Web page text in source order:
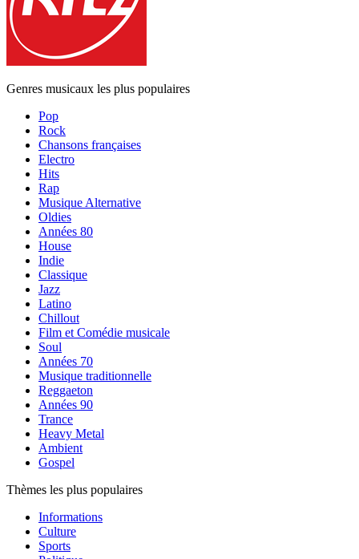
Genres musicaux les plus populaires
Pop
Rock
Chansons françaises
Electro
Hits
Rap
Musique Alternative
Oldies
Années 80
House
Indie
Classique
Jazz
Latino
Chillout
Film et Comédie musicale
Soul
Années 70
Musique traditionnelle
Reggaeton
Années 90
Trance
Heavy Metal
Ambient
Gospel
Thèmes les plus populaires
Informations
Culture
Sports